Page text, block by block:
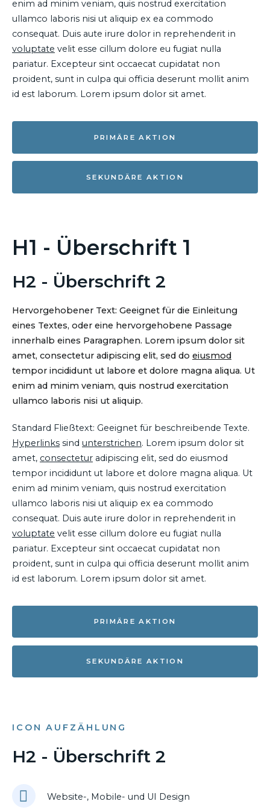
enim ad minim veniam, quis nostrud exercitation
ullamco laboris nisi ut aliquip ex ea commodo
consequat. Duis aute irure dolor in reprehenderit in
voluptate velit esse cillum dolore eu fugiat nulla
pariatur. Excepteur sint occaecat cupidatat non
proident, sunt in culpa qui officia deserunt mollit anim
id est laborum. Lorem ipsum dolor sit amet.
PRIMÄRE AKTION
SEKUNDÄRE AKTION
H1 - Überschrift 1
H2 - Überschrift 2
Hervorgehobener Text: Geeignet für die Einleitung
eines Textes, oder eine hervorgehobene Passage
innerhalb eines Paragraphen. Lorem ipsum dolor sit
amet, consectetur adipiscing elit, sed do eiusmod
tempor incididunt ut labore et dolore magna aliqua. Ut
enim ad minim veniam, quis nostrud exercitation
ullamco laboris nisi ut aliquip.
Standard Fließtext: Geeignet für beschreibende Texte.
Hyperlinks sind unterstrichen. Lorem ipsum dolor sit
amet, consectetur adipiscing elit, sed do eiusmod
tempor incididunt ut labore et dolore magna aliqua. Ut
enim ad minim veniam, quis nostrud exercitation
ullamco laboris nisi ut aliquip ex ea commodo
consequat. Duis aute irure dolor in reprehenderit in
voluptate velit esse cillum dolore eu fugiat nulla
pariatur. Excepteur sint occaecat cupidatat non
proident, sunt in culpa qui officia deserunt mollit anim
id est laborum. Lorem ipsum dolor sit amet.
PRIMÄRE AKTION
SEKUNDÄRE AKTION
ICON AUFZÄHLUNG
H2 - Überschrift 2
Website-, Mobile- und UI Design